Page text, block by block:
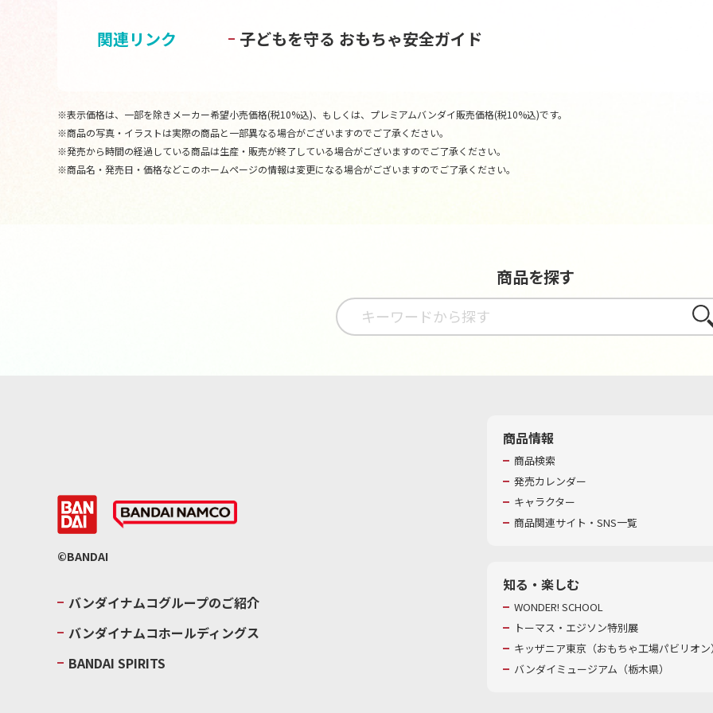
関連リンク 子どもを守る おもちゃ安全ガイド
※表示価格は、一部を除きメーカー希望小売価格(税10%込)、もしくは、プレミアムバンダイ販売価格(税10%込)です。
※商品の写真・イラストは実際の商品と一部異なる場合がございますのでご了承ください。
※発売から時間の経過している商品は生産・販売が終了している場合がございますのでご了承ください。
※商品名・発売日・価格などこのホームページの情報は変更になる場合がございますのでご了承ください。
商品を探す
さが
©BANDAI
バンダイナムコグループのご紹介
バンダイナムコホールディングス
BANDAI SPIRITS
商品情報
商品検索
発売カレンダー
キャラクター
商品関連サイト・SNS一覧
知る・楽しむ
WONDER! SCHOOL
トーマス・エジソン特別展
キッザニア東京（おもちゃ工場パビリオ
バンダイミュージアム（栃木県）